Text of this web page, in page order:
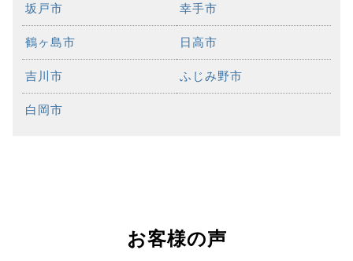
坂戸市 幸手市
鶴ヶ島市 日高市
吉川市 ふじみ野市
白岡市
お客様の声